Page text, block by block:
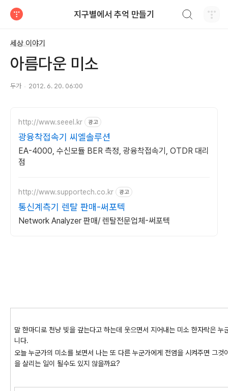
지구별에서 추억 만들기
세상 이야기
아름다운 미소
두가 2012. 6. 20. 06:00
http://www.seeel.kr 광고
광융착접속기 씨엘솔루션
EA-4000, 수신모듈 BER 측정, 광융착접속기, OTDR 대리
점
http://www.supportech.co.kr 광고
통신계측기 렌탈 판매-써포텍
Network Analyzer 판매/ 렌탈전문업체-써포텍
말 한마디로 천냥 빚을 갚는다고 하는데 웃으면서 지어내는 미소 한자락은
니다.
오늘 누군가의 미소를 보면서 나는 또 다른 누군가에게 전염을 시켜주면 그
을 살리는 일이 될수도 있지 않을까요?